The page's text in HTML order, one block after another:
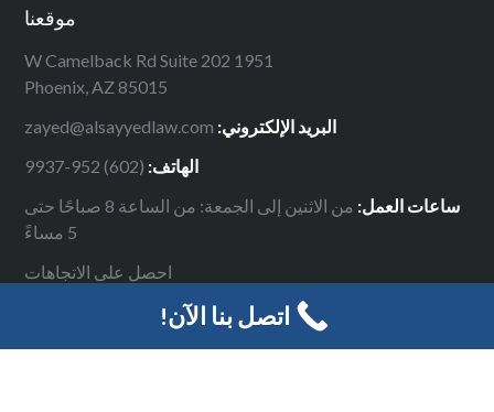
موقعنا
1951 W Camelback Rd Suite 202
Phoenix, AZ 85015
البريد الإلكتروني: zayed@alsayyedlaw.com
الهاتف: (602) 952-9937
ساعات العمل:
من الاثنين إلى الجمعة: من الساعة 8 صباحًا حتى
5 مساءً
احصل على الاتجاهات
اتصل بنا الآن!